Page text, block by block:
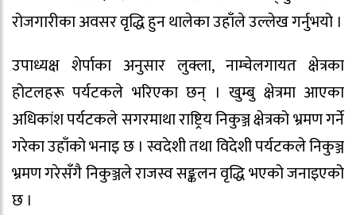
रोजगारीका अवसर वृद्धि हुन थालेका उहाँले उल्लेख गर्नुभयो ।
उपाध्यक्ष शेर्पाका अनुसार लुक्ला, नाम्चेलगायत क्षेत्रका
होटलहरू पर्यटकले भरिएका छन् । खुम्बु क्षेत्रमा आएका
अधिकांश पर्यटकले सगरमाथा राष्ट्रिय निकुञ्ज क्षेत्रको भ्रमण गर्ने
गरेका उहाँको भनाइ छ । स्वदेशी तथा विदेशी पर्यटकले निकुञ्ज
भ्रमण गरेसँगै निकुञ्जले राजस्व सङ्कलन वृद्धि भएको जनाइएको
छ ।